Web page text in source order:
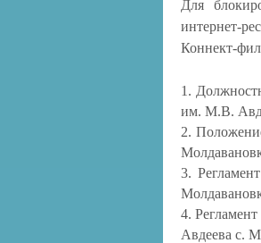
Для
интернет-
Коннект-
1.
им. М.В.
2.
3.
4.
Авдеева с.